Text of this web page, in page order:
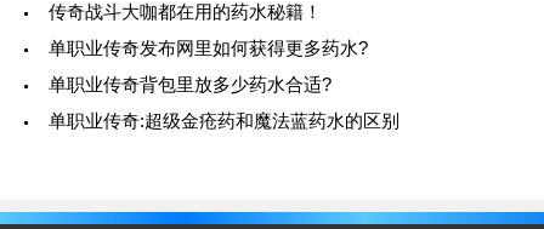
传奇战斗大咖都在用的药水秘籍！
单职业传奇发布网里如何获得更多药水?
单职业传奇背包里放多少药水合适?
单职业传奇:超级金疮药和魔法蓝药水的区别